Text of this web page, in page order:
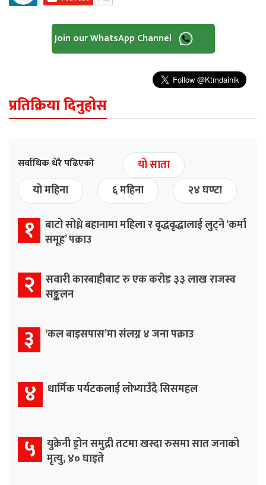
Join our WhatsApp Channel
प्रतिक्रिया दिनुहोस
सर्वाधिक धेरै पढिएको
यो साता
यो महिना
६ महिना २४ घण्टा
१ बाटो सोध्ने बहानामा महिला र वृद्धवृद्धालाई लुट्ने ‘कर्मा
समूह’ पक्राउ
२ सवारी कारबाहीबाट रु एक करोड ३३ लाख राजस्व
सङ्कलन
३ ‘कल बाइसपास’मा संलग्न ४ जना पक्राउ
४ धार्मिक पर्यटकलाई लोभ्याउँदै सिसमहल
५ युक्रेनी ड्रोन समुद्री तटमा खस्दा रुसमा सात जनाको
मृत्यु, ४० घाइते